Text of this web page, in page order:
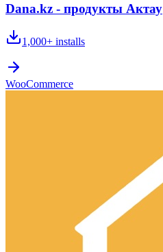
Dana.kz - продукты Актау
1,000+ installs
WooCommerce